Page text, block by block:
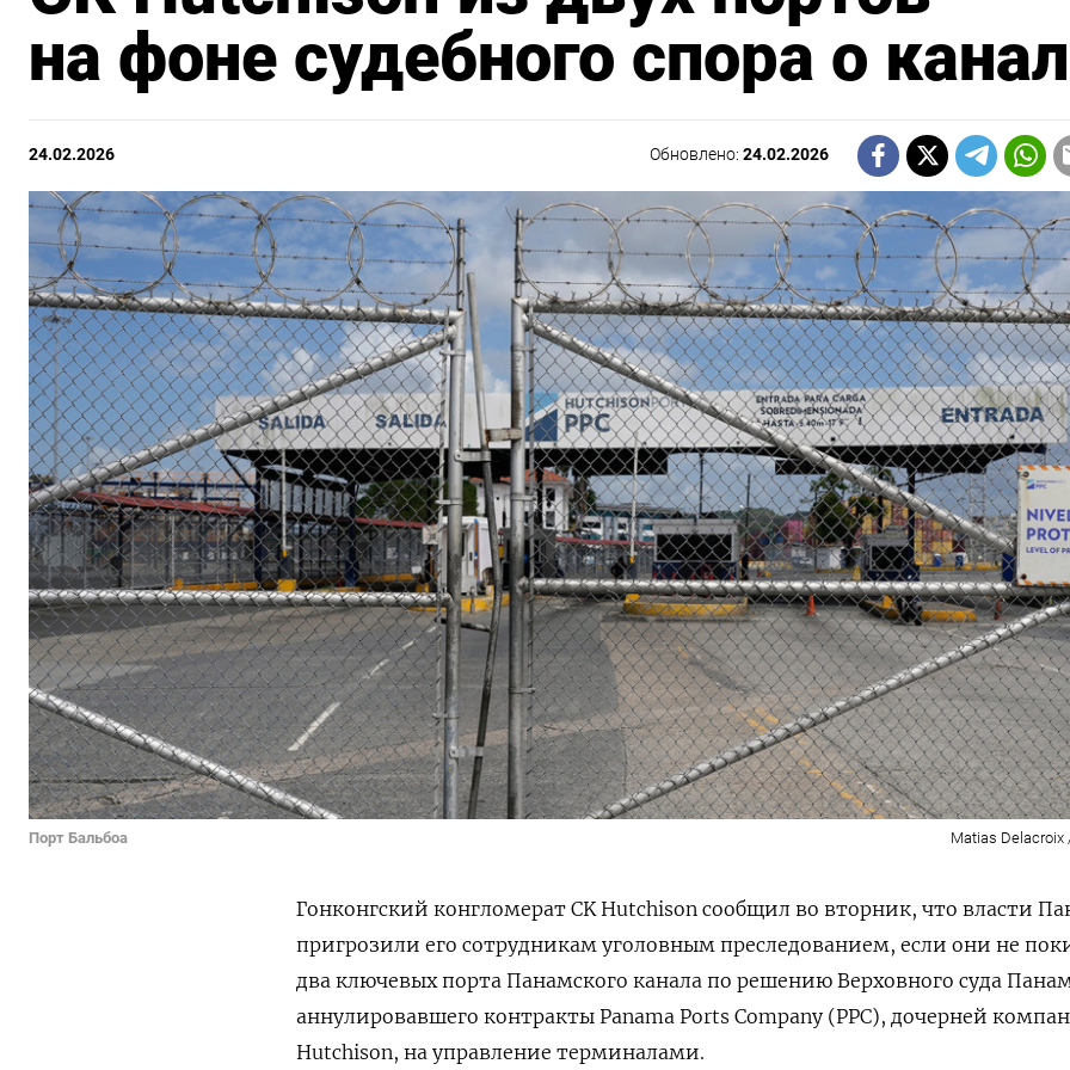
на фоне судебного спора о
24.02.2026 Обновлено:24.02.2026
Порт Бальбоа Matias
Гонконгский конгломерат CK Hutchison сообщил во вторник, что власти
пригрозили ‌его сотрудникам уголовным преследованием, если они не
два ключевых порта Панамского канала по решению Верховного ​суда
аннулировавшего контракты ​Panama ​Ports Company (⁠PPC), дочерней
Hutchison, ‌на управление терминалами.